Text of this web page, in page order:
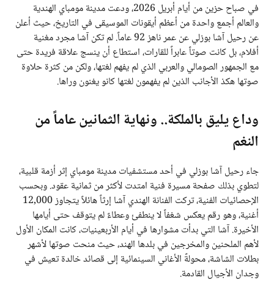
في صباح حزين من أيام أبريل 2026، ودعت مدينة مومباي الهندية
والعالم أجمع واحدة من أعظم أيقونات الموسيقى في التاريخ، حيث أعلن
عن رحيل آشا بوزلي عن عمر ناهز 92 عاماً. لم تكن آشا مجرد مغنية
أفلام، بل كانت صوتاً عابراً للقارات، استطاع أن ينسج علاقة فريدة حتى
مع الجمهور الصومالي والعربي الذي لم يفهم لغتها، ولكن من كثرة حلاوة
صوتها هكذ الأجانب الذين لم يفهمون لغتها كانو يغنون وراها.
وداع يليق بالملكة.. ونهاية الثمانين عاماً من
النغم
جاء رحيل آشا بوزلي في أحد مستشفيات مدينة مومباي إثر أزمة قلبية،
لتطوي بذلك صفحة مسيرة فنية امتدت لأكثر من ثمانية عقود. وبحسب
الإحصائيات الفنية، تركت الفنانة الهندي آشا إرثاً هائلاً يتجاوز 12,000
أغنية، وهو رقم يعكس شغفاً لا ينطفئ وعطاءً لم يتوقف حتى أيامها
الأخيرة. آشا التي بدأت مشوارها في أيام الأربعينيات، كانت المكان الأول
لأهم الملحنين والمخرجين في بلدها الهند، حيث منحت صوتها لأشهر
بطلات الشاشة، محولةً الأغاني السينمائية إلى قصائد خالدة تعيش في
وجدان الأجيال القادمة.